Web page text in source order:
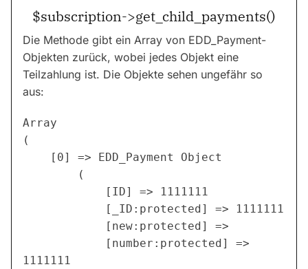
$subscription->get_child_payments()
Die Methode gibt ein Array von EDD_Payment-
Objekten zurück, wobei jedes Objekt eine
Teilzahlung ist. Die Objekte sehen ungefähr so
aus:
Array
(
1111111